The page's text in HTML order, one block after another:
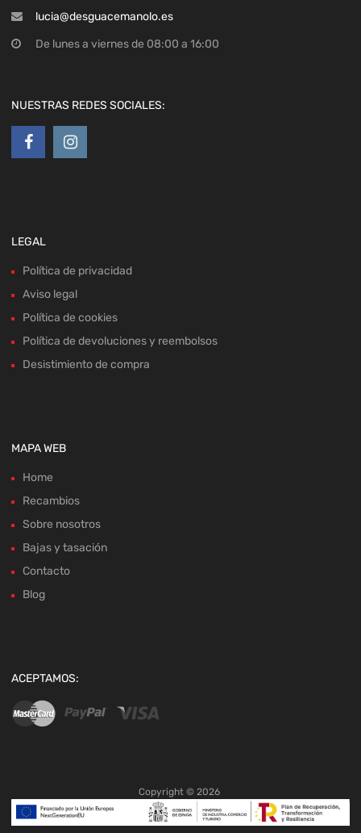
lucia@desguacemanolo.es
De lunes a viernes de 08:00 a 16:00
NUESTRAS REDES SOCIALES:
LEGAL
Política de privacidad
Aviso legal
Política de cookies
Política de devoluciones y reembolsos
Desistimiento de compra
MAPA WEB
Home
Recambios
Sobre nosotros
Bajas y tasación
Contacto
Blog
ACEPTAMOS:
Copyright © 2026